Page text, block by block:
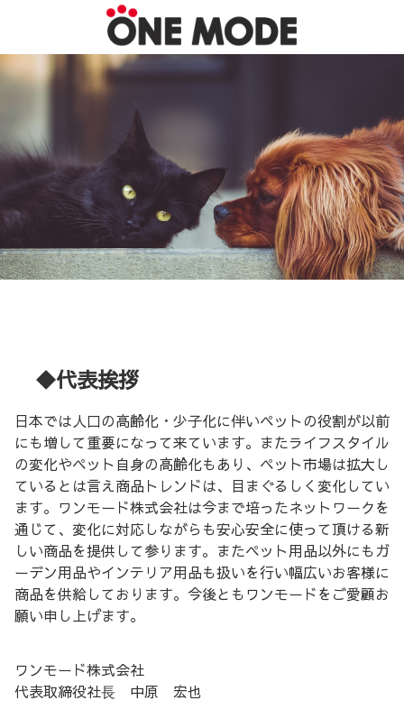
◆代表挨拶
日本では人口の高齢化・少子化に伴いペットの役割が以前
にも増して重要になって来ています。またライフスタイル
の変化やペット自身の高齢化もあり、ペット市場は拡大し
ているとは言え商品トレンドは、目まぐるしく変化してい
ます。ワンモード株式会社は今まで培ったネットワークを
通じて、変化に対応しながらも安心安全に使って頂ける新
しい商品を提供して参ります。またペット用品以外にもガ
ーデン用品やインテリア用品も扱いを行い幅広いお客様に
商品を供給しております。今後ともワンモードをご愛顧お
願い申し上げます。
ワンモード株式会社
代表取締役社⾧ 中原 宏也